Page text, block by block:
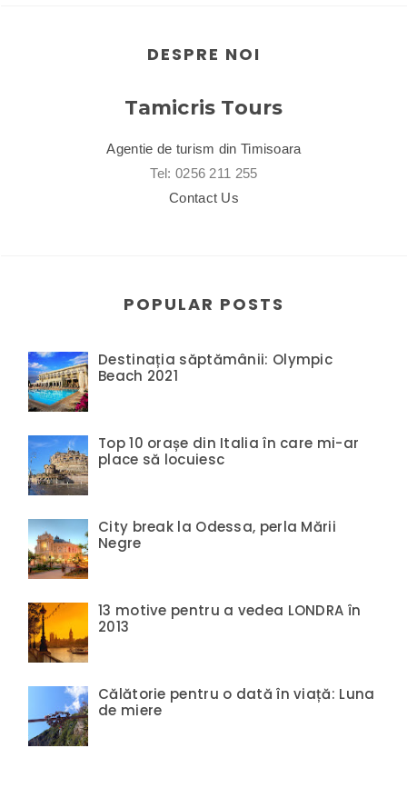
DESPRE NOI
Tamicris Tours
Agentie de turism din Timisoara
Tel: 0256 211 255
Contact Us
POPULAR POSTS
Destinația săptămânii: Olympic
Beach 2021
Top 10 orașe din Italia în care mi-ar
place să locuiesc
City break la Odessa, perla Mării
Negre
13 motive pentru a vedea LONDRA în
2013
Călătorie pentru o dată în viață: Luna
de miere